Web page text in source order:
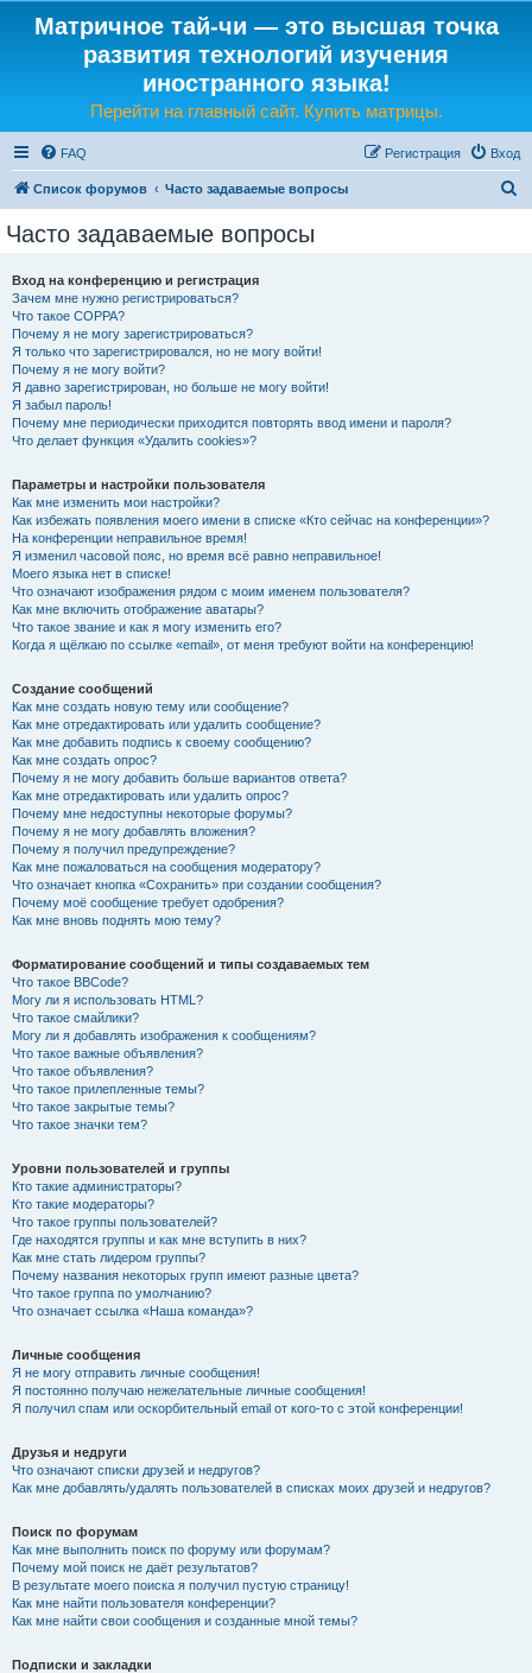
Матричное тай-чи — это высшая точка
развития технологий изучения
иностранного языка!
Перейти на главный сайт. Купить матрицы.
FAQ Вход
Регистрация
Список форумов Часто задаваемые вопросы
Часто задаваемые вопросы
Вход на конференцию и регистрация
Зачем мне нужно регистрироваться?
Что такое COPPA?
Почему я не могу зарегистрироваться?
Я только что зарегистрировался, но не могу войти!
Почему я не могу войти?
Я давно зарегистрирован, но больше не могу войти!
Я забыл пароль!
Почему мне периодически приходится повторять ввод имени и пароля?
Что делает функция «Удалить cookies»?
Параметры и настройки пользователя
Как мне изменить мои настройки?
Как избежать появления моего имени в списке «Кто сейчас на конференции»?
На конференции неправильное время!
Я изменил часовой пояс, но время всё равно неправильное!
Моего языка нет в списке!
Что означают изображения рядом с моим именем пользователя?
Как мне включить отображение аватары?
Что такое звание и как я могу изменить его?
Когда я щёлкаю по ссылке «email», от меня требуют войти на конференцию!
Создание сообщений
Как мне создать новую тему или сообщение?
Как мне отредактировать или удалить сообщение?
Как мне добавить подпись к своему сообщению?
Как мне создать опрос?
Почему я не могу добавить больше вариантов ответа?
Как мне отредактировать или удалить опрос?
Почему мне недоступны некоторые форумы?
Почему я не могу добавлять вложения?
Почему я получил предупреждение?
Как мне пожаловаться на сообщения модератору?
Что означает кнопка «Сохранить» при создании сообщения?
Почему моё сообщение требует одобрения?
Как мне вновь поднять мою тему?
Форматирование сообщений и типы создаваемых тем
Что такое BBCode?
Могу ли я использовать HTML?
Что такое смайлики?
Могу ли я добавлять изображения к сообщениям?
Что такое важные объявления?
Что такое объявления?
Что такое прилепленные темы?
Что такое закрытые темы?
Что такое значки тем?
Уровни пользователей и группы
Кто такие администраторы?
Кто такие модераторы?
Что такое группы пользователей?
Где находятся группы и как мне вступить в них?
Как мне стать лидером группы?
Почему названия некоторых групп имеют разные цвета?
Что такое группа по умолчанию?
Что означает ссылка «Наша команда»?
Личные сообщения
Я не могу отправить личные сообщения!
Я постоянно получаю нежелательные личные сообщения!
Я получил спам или оскорбительный email от кого-то с этой конференции!
Друзья и недруги
Что означают списки друзей и недругов?
Как мне добавлять/удалять пользователей в списках моих друзей и недругов?
Поиск по форумам
Как мне выполнить поиск по форуму или форумам?
Почему мой поиск не даёт результатов?
В результате моего поиска я получил пустую страницу!
Как мне найти пользователя конференции?
Как мне найти свои сообщения и созданные мной темы?
Подписки и закладки